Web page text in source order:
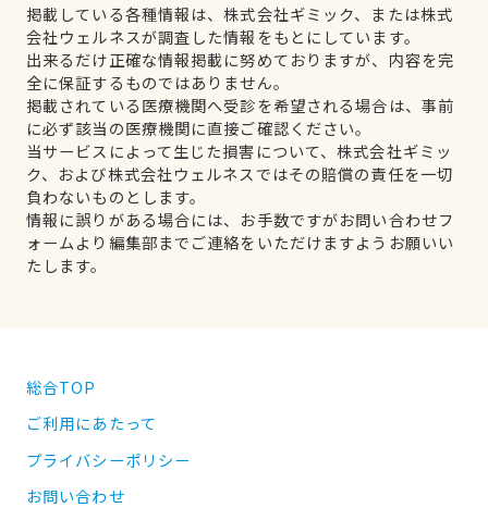
掲載している各種情報は、株式会社ギミック、または株式
会社ウェルネスが調査した情報をもとにしています。
出来るだけ正確な情報掲載に努めておりますが、内容を完
全に保証するものではありません。
掲載されている医療機関へ受診を希望される場合は、事前
に必ず該当の医療機関に直接ご確認ください。
当サービスによって生じた損害について、株式会社ギミッ
ク、および株式会社ウェルネスではその賠償の責任を一切
負わないものとします。
情報に誤りがある場合には、お手数ですがお問い合わせフ
ォームより編集部までご連絡をいただけますようお願いい
たします。
総合TOP
ご利用にあたって
プライバシーポリシー
お問い合わせ